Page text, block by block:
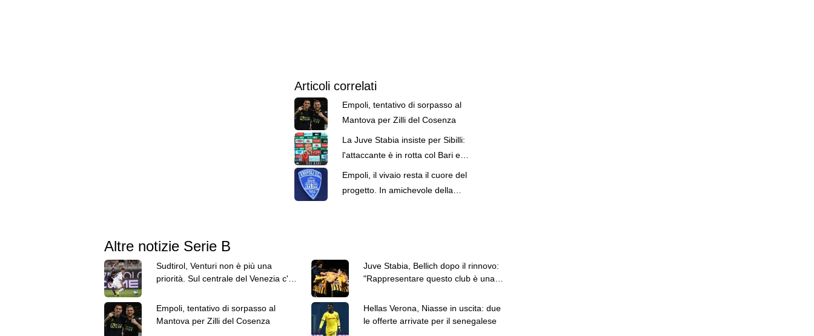
Articoli correlati
Empoli, tentativo di sorpasso al
Mantova per Zilli del Cosenza
La Juve Stabia insiste per Sibilli:
l'attaccante è in rotta col Bari e
potrebbe partire
Empoli, il vivaio resta il cuore del
progetto. In amichevole della
Altre notizie Serie B
Sudtirol, Venturi non è più una
priorità. Sul centrale del Venezia c'è
Juve Stabia, Bellich dopo il rinnovo:
"Rappresentare questo club è una
Empoli, tentativo di sorpasso al
Mantova per Zilli del Cosenza
Hellas Verona, Niasse in uscita: due
le offerte arrivate per il senegalese